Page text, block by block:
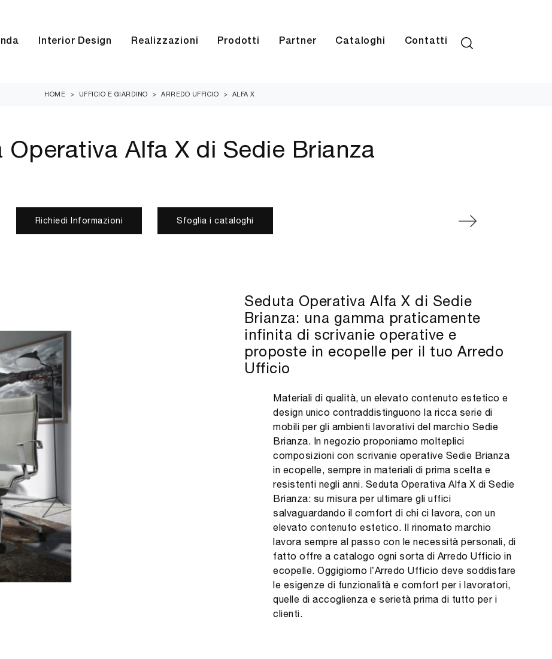
Interior Design Realizzazioni Prodotti Partner Cataloghi Contatti
HOME > UFFICIO E GIARDINO > ARREDO UFFICIO > ALFA X
Operativa Alfa X di Sedie Brianza
Richiedi Informazioni Sfoglia i cataloghi
Seduta Operativa Alfa X di Sedie
Brianza: una gamma praticamente
infinita di scrivanie operative e
proposte in ecopelle per il tuo Arredo
Ufficio
Materiali di qualità, un elevato contenuto estetico e
design unico contraddistinguono la ricca serie di
mobili per gli ambienti lavorativi del marchio Sedie
Brianza. In negozio proponiamo molteplici
composizioni con scrivanie operative Sedie Brianza
in ecopelle, sempre in materiali di prima scelta e
resistenti negli anni. Seduta Operativa Alfa X di Sedie
Brianza: su misura per ultimare gli uffici
salvaguardando il comfort di chi ci lavora, con un
elevato contenuto estetico. Il rinomato marchio
lavora sempre al passo con le necessità personali, di
fatto offre a catalogo ogni sorta di Arredo Ufficio in
ecopelle. Oggigiorno l’Arredo Ufficio deve soddisfare
le esigenze di funzionalità e comfort per i lavoratori,
quelle di accoglienza e serietà prima di tutto per i
clienti.